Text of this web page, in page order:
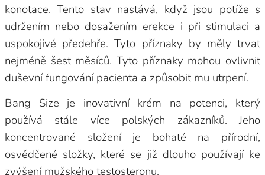
konotace. Tento stav nastává, když jsou potíže s
udržením nebo dosažením erekce i při stimulaci a
uspokojivé předehře. Tyto příznaky by měly trvat
nejméně šest měsíců. Tyto příznaky mohou ovlivnit
duševní fungování pacienta a způsobit mu utrpení.
Bang Size je inovativní krém na potenci, který
používá stále více polských zákazníků. Jeho
koncentrované složení je bohaté na přírodní,
osvědčené složky, které se již dlouho používají ke
zvýšení mužského testosteronu.